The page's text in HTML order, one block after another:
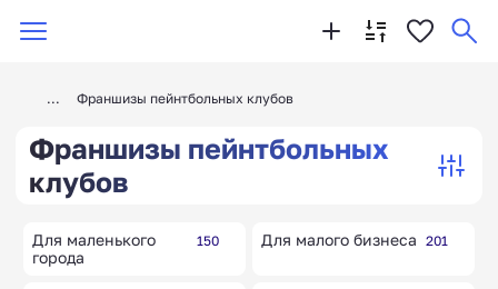
Франшизы пейнтбольных клубов
Франшизы пейнтбольных
клубов
Для маленького
города
150 Для малого бизнеса 201